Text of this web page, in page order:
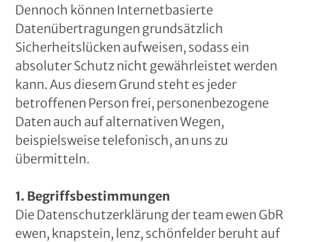
Dennoch können Internetbasierte
Datenübertragungen grundsätzlich
Sicherheitslücken aufweisen, sodass ein
absoluter Schutz nicht gewährleistet werden
kann. Aus diesem Grund steht es jeder
betroffenen Person frei, personenbezogene
Daten auch auf alternativen Wegen,
beispielsweise telefonisch, an uns zu
übermitteln.
1. Begriffsbestimmungen
Die Datenschutzerklärung der team ewen GbR
ewen, knapstein, lenz, schönfelder beruht auf